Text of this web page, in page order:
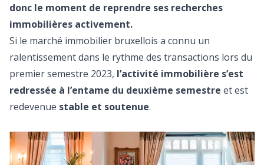
donc le moment de reprendre ses recherches
immobilières activement.
Si le marché immobilier bruxellois a connu un
ralentissement dans le rythme des transactions lors du
premier semestre 2023, l’activité immobilière s’est
redressée à l’entame du deuxième semestre et est
redevenue stable et soutenue.